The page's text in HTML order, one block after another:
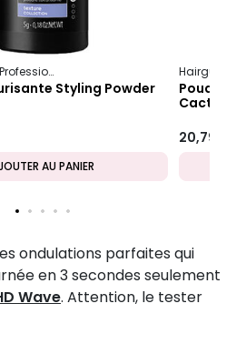
Eugene Perma Professionnel Texture Collection
Styling Powder
AU PANIER
Hairgum
Poudre
Cactus
20,79 €
ondulations parfaites qui
en 3 secondes seulement
Wave. Attention, le tester